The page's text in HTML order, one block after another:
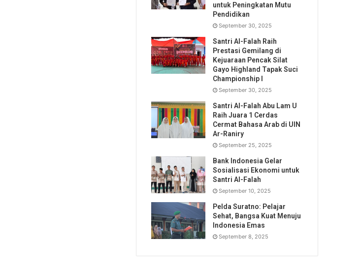
untuk Peningkatan Mutu
Pendidikan
September 30, 2025
Santri Al-Falah Raih
Prestasi Gemilang di
Kejuaraan Pencak Silat
Gayo Highland Tapak Suci
Championship I
September 30, 2025
Santri Al-Falah Abu Lam U
Raih Juara 1 Cerdas
Cermat Bahasa Arab di UIN
Ar-Raniry
September 25, 2025
Bank Indonesia Gelar
Sosialisasi Ekonomi untuk
Santri Al-Falah
September 10, 2025
Pelda Suratno: Pelajar
Sehat, Bangsa Kuat Menuju
Indonesia Emas
September 8, 2025